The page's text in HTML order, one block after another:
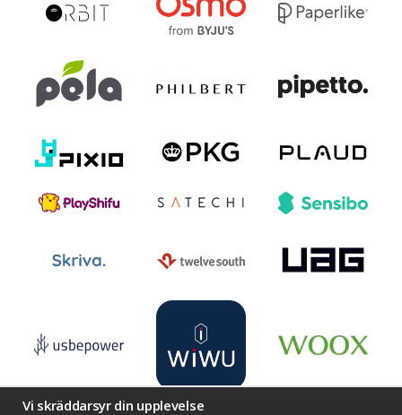
Vi skräddarsyr din upplevelse